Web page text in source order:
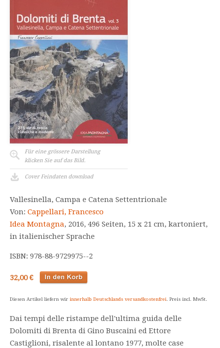
Für eine grössere Darstellung
klicken Sie auf das Bild.
Cover Feindaten download
Vallesinella, Campa e Catena Settentrionale
Von: Cappellari, Francesco
Idea Montagna, 2016, 496 Seiten, 15 x 21 cm, kartoniert,
in italienischer Sprache
ISBN: 978-88-9729975--2
32,00 €
Diesen Artikel liefern wir innerhalb Deutschlands versandkostenfrei. Preis incl. MwSt.
Dai tempi delle ristampe dell'ultima guida delle
Dolomiti di Brenta di Gino Buscaini ed Ettore
Castiglioni, risalente al lontano 1977, molte case